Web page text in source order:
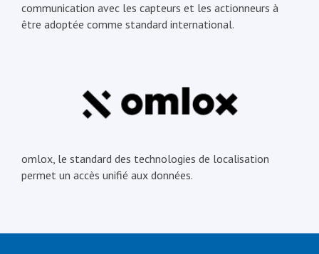
communication avec les capteurs et les actionneurs à
être adoptée comme standard international.
omlox, le standard des technologies de localisation
permet un accès unifié aux données.